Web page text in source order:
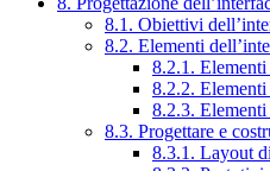
8.1. Obiettivi
8.2. Elementi
8.2.1.
8.2.2.
8.2.3.
8.3. Progettare e
8.3.1. Layout